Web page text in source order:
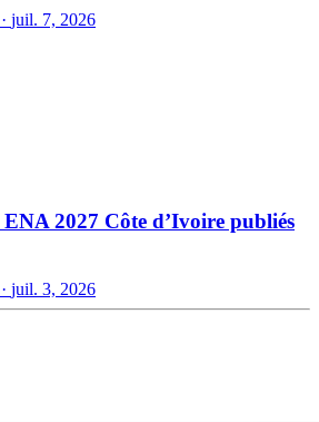
· juil. 7, 2026
2027 Côte d’Ivoire publiés
· juil. 3, 2026